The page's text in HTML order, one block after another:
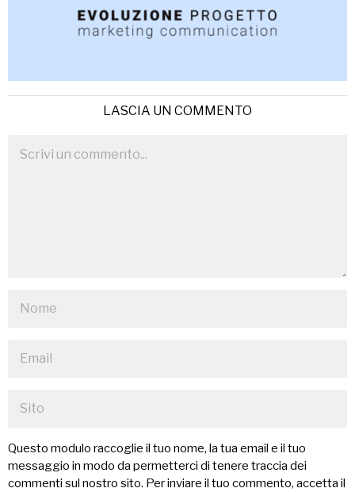
LASCIA UN COMMENTO
Questo modulo raccoglie il tuo nome, la tua email e il tuo
messaggio in modo da permetterci di tenere traccia dei
commenti sul nostro sito. Per inviare il tuo commento, accetta il